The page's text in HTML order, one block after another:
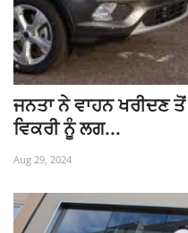
ਜਨਤਾ ਨੇ ਵਾਹਨ ਖਰੀਦਣ ਤੋਂ
ਵਿਕਰੀ ਨੂੰ ਲਗ...
Aug 29, 2024